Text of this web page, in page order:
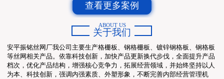
查看更多案例
ABOUT US
关于我们
安平振铭丝网厂我公司主要生产格栅板、钢格栅板、镀锌钢格板、钢格板
等丝网相关产品。依靠科技创新，加快产品更新换代步伐，全面提升产品
档次，优化产品结构，增强核心竞争力，拓展经营领域，并始终坚持以人
为本、科技创新，强调内强素质、外塑形象，不断完善内部经营管理机